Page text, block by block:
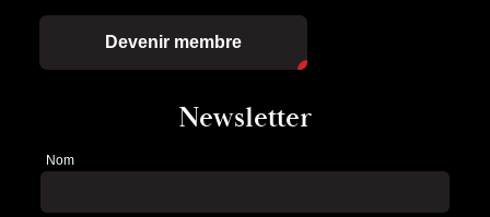
Devenir membre
Newsletter
Newsletter
Nom